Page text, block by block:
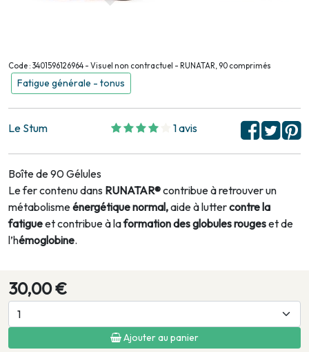
Code : 3401596126964 - Visuel non contractuel - RUNATAR, 90 comprimés
Fatigue générale - tonus
Le Stum 1 avis
Boîte de 90 Gélules
Le fer contenu dans RUNATAR®contribue à retrouver un
métabolismeénergétique normal,aide à luttercontre la
fatigueet contribue à laformation des globules rougeset de
l’hémoglobine.
30,00 €
Ajouter au panier